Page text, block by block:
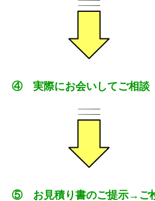
④ 実際にお会いしてご相談
⑤ お見積り書のご提示→ご